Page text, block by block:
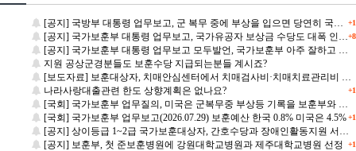
+1
[공지] 국방부 대통령 업무보고, 군 복무 중에 부상을 입으면 당연히 국가가 다 책임져야
+8
[공지] 국가보훈부 대통령 업무보고, 국가유공자 보상금 수당도 대폭 인상해야
[공지] 국가보훈부 대통령 업무보고 모두발언, 국가보훈부 아주 잘하고 있다
지원 공상군경분들도 보훈수당 지급되는분들 계시죠?
[보도자료] 보훈대상자, 치매안심센터에서 치매검사비·치매치료관리비 지원(2026.08~)
+1
나라사랑대출관련 한도 상향계획은 없나요?
[국회] 국가보훈부 업무질의, 미국은 군복무중 부상등 기록을 보훈부와 실시간 공유
+1
[국회] 국가보훈부 업무보고(2026.07.29) 보훈예산 한국 0.8% 미국은 4.5%
[공지] 상이등급 1~2급 국가보훈대상자, 간호수당과 장애인활동지원 서비스 중 선택 가능
+1
[공지] 보훈부, 첫 준보훈병원에 강원대학교병원과 제주대학교병원 선정